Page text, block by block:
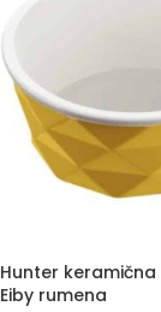
Hunter
Eiby rumena